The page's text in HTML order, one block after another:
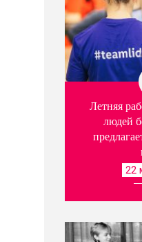
Летняя
людей
22